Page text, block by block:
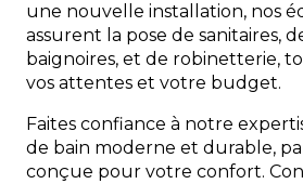
une nouvelle installation, nos
assurent la pose de sanitaires,
baignoires, et de robinetterie,
vos attentes et votre budget.
Faites confiance à notre
de bain moderne et durable,
conçue pour votre confort.